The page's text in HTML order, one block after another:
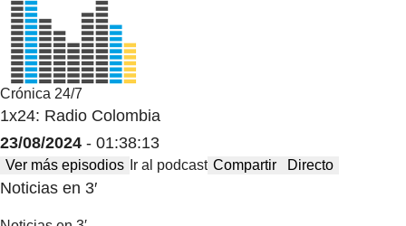
Crónica 24/7
1x24: Radio Colombia
23/08/2024 - 01:38:13
Ver más episodios Ir al podcast Compartir Directo
Noticias en 3′